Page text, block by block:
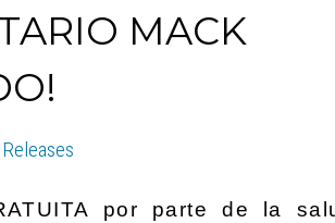
MACK
por parte de la